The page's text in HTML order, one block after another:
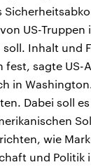
US-
soll. Inhalt und
fest, sagte US-
in
Dabei soll
wie
und Politik